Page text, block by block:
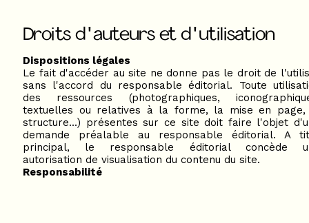
Droits d'auteurs et d'utilisation
Dispositions légales
Le fait d'accéder au site ne donne pas le droit de
sans l'accord du responsable éditorial. Toute
des ressources (photographiques,
textuelles ou relatives à la forme, la mise en
structure...) présentes sur ce site doit faire l'objet
demande préalable au responsable éditorial. A
principal, le responsable éditorial concède
autorisation de visualisation du contenu du site.
Responsabilité